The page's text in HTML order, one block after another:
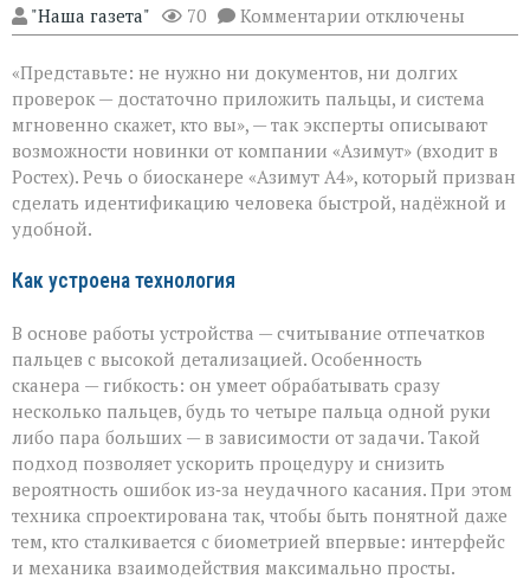
"Наша газета" 70 Комментарии к
записи
личность
подтвердят
за
секунды»:
новый
биосканер
от
«Азимута»
отключены
«Представьте: не нужно ни документов, ни долгих
проверок — достаточно приложить пальцы, и система
мгновенно скажет, кто вы», — так эксперты описывают
возможности новинки от компании «Азимут» (входит в
Ростех). Речь о биосканере «Азимут А4», который призван
сделать идентификацию человека быстрой, надёжной и
удобной.
Как устроена технология
В основе работы устройства — считывание отпечатков
пальцев с высокой детализацией. Особенность
сканера — гибкость: он умеет обрабатывать сразу
несколько пальцев, будь то четыре пальца одной руки
либо пара больших — в зависимости от задачи. Такой
подход позволяет ускорить процедуру и снизить
вероятность ошибок из‑за неудачного касания. При этом
техника спроектирована так, чтобы быть понятной даже
тем, кто сталкивается с биометрией впервые: интерфейс
и механика взаимодействия максимально просты.